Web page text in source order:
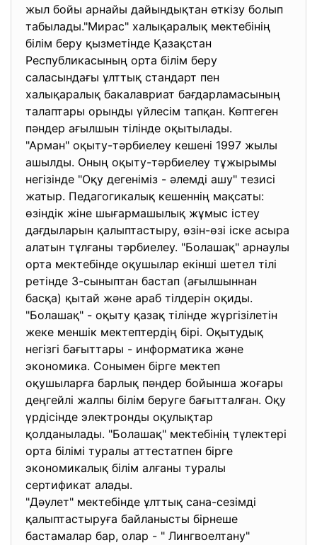
жыл бойы арнайы дайындықтан өткізу болып
табылады."Мирас" халықаралық мектебінің
білім беру қызметінде Қазақстан
Республикасының орта білім беру
саласындағы ұлттық стандарт пен
халықаралық бакалавриат бағдарламасының
талаптары орынды үйлесім тапқан. Көптеген
пәндер ағылшын тілінде оқытылады.
"Арман" оқыту-тәрбиелеу кешені 1997 жылы
ашылды. Оның оқыту-тәрбиелеу тұжырымы
негізінде "Оқу дегеніміз - әлемді ашу" тезисі
жатыр. Педагогикалық кешеннің мақсаты:
өзіндік жіне шығармашылық жұмыс істеу
дағдыларын қалыптастыру, өзін-өзі іске асыра
алатын тұлғаны тәрбиелеу. "Болашақ" арнаулы
орта мектебінде оқушылар екінші шетел тілі
ретінде 3-сыныптан бастап (ағылшыннан
басқа) қытай және араб тілдерін оқиды.
"Болашақ" - оқыту қазақ тілінде жүргізілетін
жеке меншік мектептердің бірі. Оқытудық
негізгі бағыттары - информатика және
экономика. Сонымен бірге мектеп
оқушыларға барлық пәндер бойынша жоғары
деңгейлі жалпы білім беруге бағытталған. Оқу
үрдісінде электронды оқулықтар
қолданылады. "Болашақ" мектебінің түлектері
орта білімі туралы аттестатпен бірге
экономикалық білім алғаны туралы
сертификат алады.
"Дәулет" мектебінде ұлттық сана-сезімді
қалыптастыруға байланысты бірнеше
бастамалар бар, олар - " Лингвоелтану"